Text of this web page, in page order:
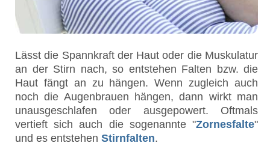
Lässt die Spannkraft der Haut oder die Muskulatur
an der Stirn nach, so entstehen Falten bzw. die
Haut fängt an zu hängen. Wenn zugleich auch
noch die Augenbrauen hängen, dann wirkt man
unausgeschlafen oder ausgepowert. Oftmals
vertieft sich auch die sogenannte "Zornesfalte"
und es entstehen Stirnfalten.